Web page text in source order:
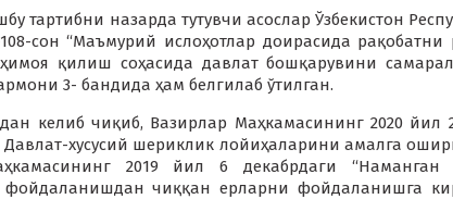
тартибни назарда тутувчи асослар Ўзбекистон
сон “Маъмурий ислоҳотлар доирасида
ҳимоя қилиш соҳасида давлат бошқарувини
3- бандида ҳам белгилаб ўтилган.
келиб чиқиб, Вазирлар Маҳкамасининг 2020 йил
Давлат-хусусий шериклик лойиҳаларини амалга
2019 йил 6 декабрдаги
фойдаланишдан чиққан ерларни фойдаланишга